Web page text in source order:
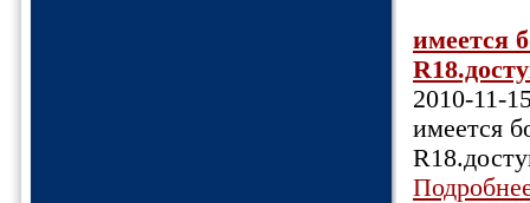
имеется
2010-11-
имеется